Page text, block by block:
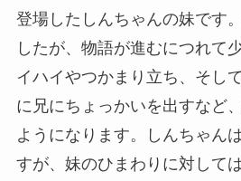
登場したしんちゃんの妹です
したが、物語が進むにつれて
イハイやつかまり立ち、そし
に兄にちょっかいを出すなど
ようになります。しんちゃん
すが、妹のひまわりに対して